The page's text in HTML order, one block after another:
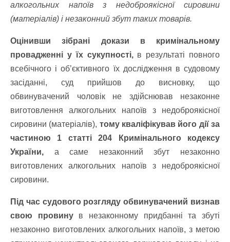
алкогольних напоїв з недоброякісної сировини
(матеріалів) і незаконний збут таких товарів.
Оцінивши зібрані докази в кримінальному
провадженні у їх сукупності,в результаті повного
всебічного і об’єктивного їх дослідження в судовому
засіданні, суд прийшов до висновку, що
обвинувачений чоловік не здійснював незаконне
виготовлення алкогольних напоїв з недоброякісної
сировини (матеріалів), тому кваліфікував його дії за
частиною 1 статті 204 Кримінального кодексу
України, а саме незаконний збут незаконно
виготовлених алкогольних напоїв з недоброякісної
сировини.
Під час судового розгляду обвинувачений визнав
свою провинув незаконному придбанні та збуті
незаконно виготовлених алкогольних напоїв, з метою